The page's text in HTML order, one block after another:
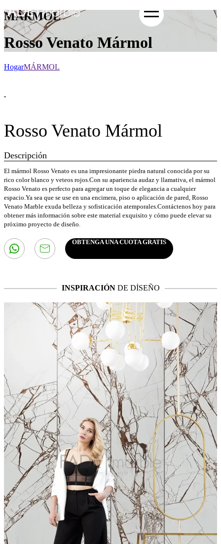
MÁRMOL
Rosso Venato Mármol
HogarMÁRMOL
Rosso Venato Mármol
Descripción
El mármol Rosso Venato es una impresionante piedra natural conocida por su
rico color blanco y veteos rojos.Con su apariencia audaz y llamativa, el mármol
Rosso Venato es perfecto para agregar un toque de elegancia a cualquier
espacio.Ya sea que se use en una encimera, piso o aplicación de pared, Rosso
Venato Marble exuda belleza y sofisticación atemporales.Contáctenos hoy para
obtener más información sobre este material exquisito y cómo puede elevar su
próximo proyecto de diseño.
OBTENGA UNA CUOTA GRATIS
INSPIRACIÓNDE DİSEÑO